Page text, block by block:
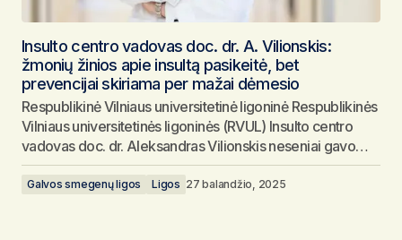
Insulto centro vadovas doc. dr. A. Vilionskis:
žmonių žinios apie insultą pasikeitė, bet
prevencijai skiriama per mažai dėmesio
Respublikinė Vilniaus universitetinė ligoninė Respublikinės
Vilniaus universitetinės ligoninės (RVUL) Insulto centro
vadovas doc. dr. Aleksandras Vilionskis neseniai gavo…
Galvos smegenų ligos Ligos 27 balandžio, 2025